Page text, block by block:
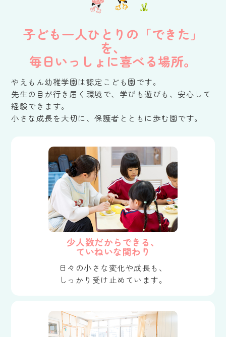
子ども一人ひとりの「できた」
を、
毎日いっしょに喜べる場所。
やえもん幼稚学園は認定こども園です。
先生の目が行き届く環境で、学びも遊びも、安心して
経験できます。
小さな成長を大切に、保護者とともに歩む園です。
少人数だからできる、
ていねいな関わり
日々の小さな変化や成長も、
しっかり受け止めています。